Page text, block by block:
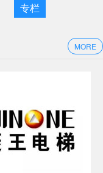
专栏
MORE